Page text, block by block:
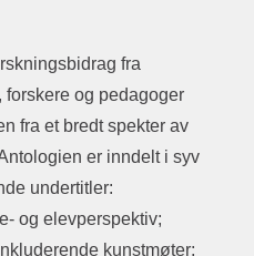
fra
forskere og pedagoger
fra et bredt spekter av
er inndelt i syv
undertitler:
og elevperspektiv;
kunstmøter;